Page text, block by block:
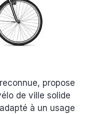
propose
de ville solide
à un usage